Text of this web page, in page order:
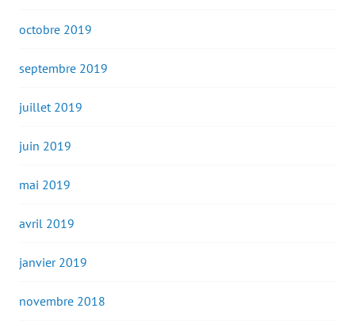
octobre 2019
septembre 2019
juillet 2019
juin 2019
mai 2019
avril 2019
janvier 2019
novembre 2018